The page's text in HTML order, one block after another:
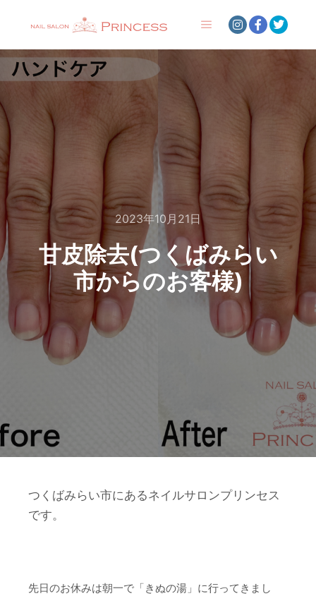
2023年10月21日
甘皮除去(つくばみらい
市からのお客様)
つくばみらい市にあるネイルサロンプリンセス
です。
先日のお休みは朝一で「きぬの湯」に行ってきまし